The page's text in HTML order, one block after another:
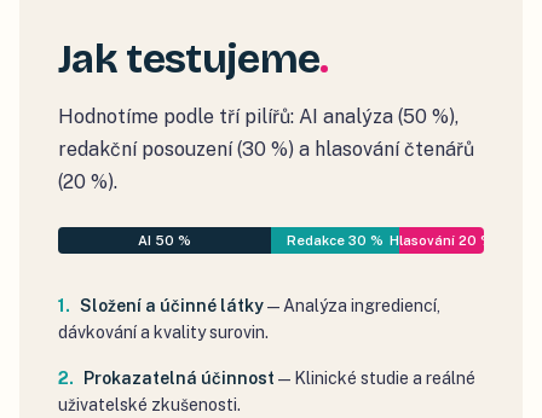
Jak testujeme
Hodnotíme podle tří pilířů: AI analýza (50 %),
redakční posouzení (30 %) a hlasování čtenářů
(20 %).
AI 50 % Redakce 30 % Hlasování 20 %
Složení a účinné látky— Analýza ingrediencí,
dávkování a kvality surovin.
Prokazatelná účinnost — Klinické studie a reálné
uživatelské zkušenosti.